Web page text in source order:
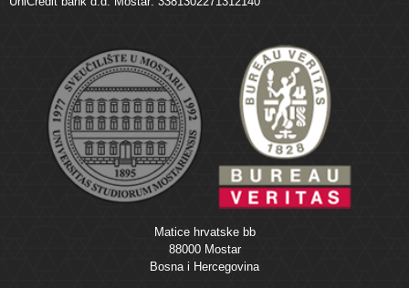
Matice hrvatske bb
88000 Mostar
Bosna i Hercegovina